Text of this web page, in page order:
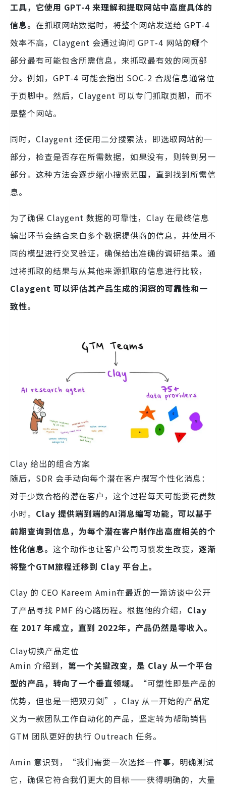
工具，它使用 GPT-4 来理解和提取网站中高度具体的
信息。 在抓取网站数据时，将整个网站发送给 GPT-4
效率不高，Claygent 会通过询问 GPT-4 网站的哪个
部分最有可能包含所需信息，来抓取最有效的网页部
分。例如，GPT-4 可能会指出 SOC-2 合规信息通常位
于页脚中。然后，Claygent 可以专门抓取页脚，而不
是整个网站。
同时，Claygent 还使用二分搜索法，即选取网站的一
部分，检查是否存在所需数据，如果没有，则转到另一
部分。这种方法会逐步缩小搜索范围，直到找到所需信
息。
为了确保 Claygent 数据的可靠性，Clay 在最终信息
输出环节会结合来自多个数据提供商的信息，并使用不
同的模型进行交叉验证，确保给出准确的调研结果。通
过将抓取的结果与从其他来源抓取的信息进行比较，
Claygent 可以评估其产品生成的洞察的可靠性和一
致性。
Clay 给出的组合方案
随后，SDR 会手动向每个潜在客户撰写个性化消息：
对于少数合格的潜在客户，这个过程每天可能要花费数
小时。 Clay 提供端到端的AI消息编写功能，可以基于
前期查询到信息，为每个潜在客户制作出高度相关的个
性化信息。 这个动作也让客户公司习惯发生改变， 逐渐
将整个GTM旅程迁移到 Clay 平台上。
Clay 的 CEO Kareem Amin在最近的一篇访谈中公开
了产品寻找 PMF 的心路历程。根据他的介绍， Clay
在 2017 年成立，直到 2022年，产品仍然是零收入。
Clay切换产品定位
Amin 介绍到， 第一个关键改变，是 Clay 从一个平台
型的产品，转向了一个垂直领域。
“可塑性即是产品的
优势，但也是一把双刃剑”，Clay 从一开始的产品定
义为一款团队工作自动化的产品，坚定转为帮助销售
GTM 团队更好的执行 Outreach 任务。
Amin 意识到，“我们需要一次选择一件事，明确测试
它，确保它符合我们更大的目标——获得明确的，大量